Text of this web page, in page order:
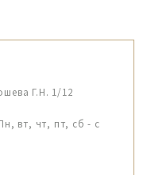
Г.Н. 1/12
вт, чт, пт, сб - с